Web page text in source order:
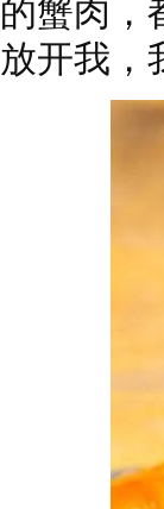
的蟹肉，
放开我，